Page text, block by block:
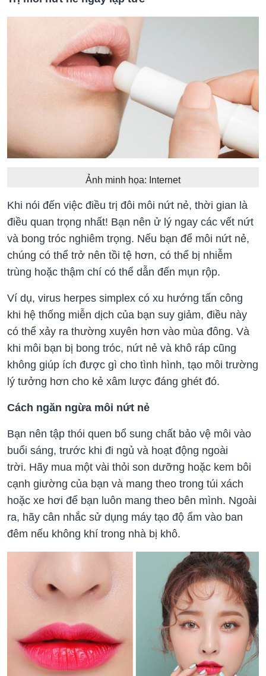
Ảnh minh họa: Internet
Khi nói đến việc điều trị đôi môi nứt nẻ, thời gian là
điều quan trọng nhất! Bạn nên ử lý ngay các vết nứt
và bong tróc nghiêm trọng. Nếu bạn để môi nứt nẻ,
chúng có thể trở nên tồi tệ hơn, có thể bị nhiễm
trùng hoặc thậm chí có thể dẫn đến mụn rộp.
Ví dụ, virus herpes simplex có xu hướng tấn công
khi hệ thống miễn dịch của bạn suy giảm, điều này
có thể xảy ra thường xuyên hơn vào mùa đông. Và
khi môi bạn bị bong tróc, nứt nẻ và khô ráp cũng
không giúp ích được gì cho tình hình, tạo môi trường
lý tưởng hơn cho kẻ xâm lược đáng ghét đó.
Cách ngăn ngừa môi nứt nẻ
Bạn nên tập thói quen bổ sung chất bảo vệ môi vào
buổi sáng, trước khi đi ngủ và hoạt động ngoài
trời. Hãy mua một vài thỏi son dưỡng hoặc kem bôi
cạnh giường của bạn và mang theo trong túi xách
hoặc xe hơi để bạn luôn mang theo bên mình. Ngoài
ra, hãy cân nhắc sử dụng máy tạo độ ẩm vào ban
đêm nếu không khí trong nhà bị khô.